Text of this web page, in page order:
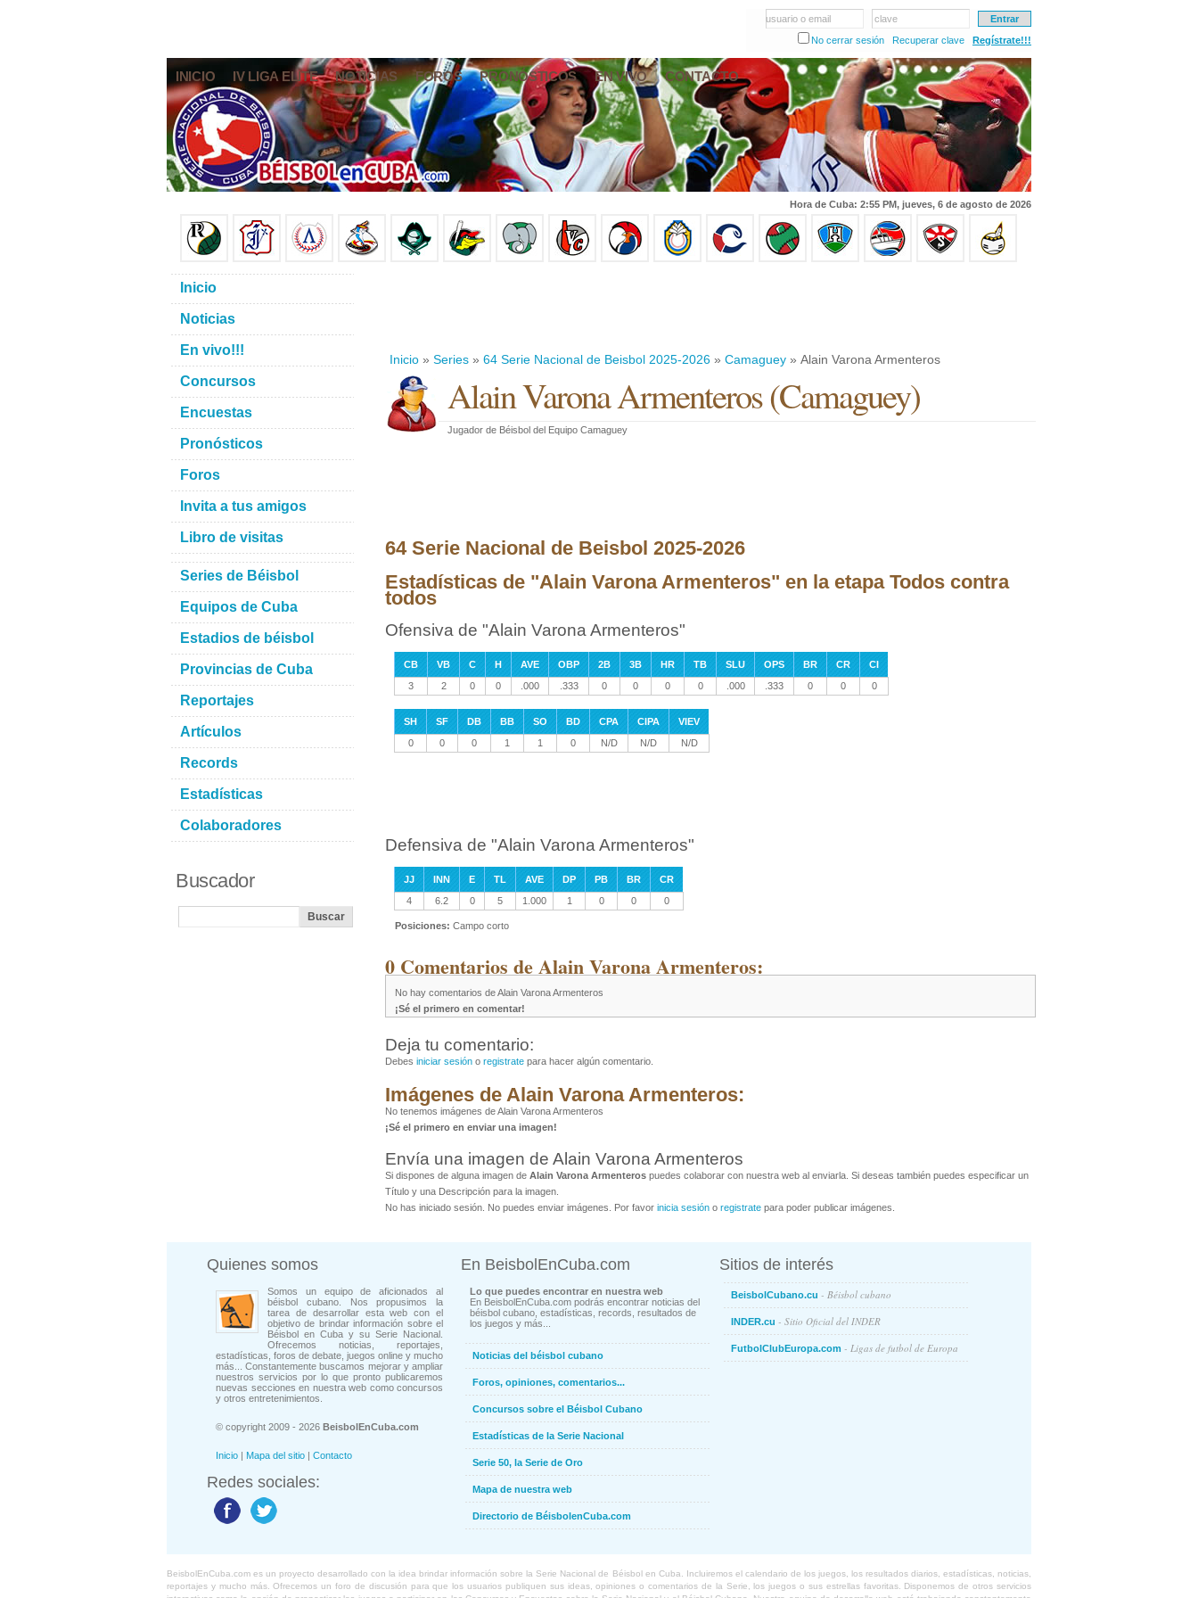
usuario o email
clave
No cerrar sesión
Recuperar clave Regístrate!!!
INICIO IV LIGA ELITE NOTICIAS FOROS PRONÓSTICOS EN VIVO CONTACTO
Hora de Cuba: 2:55 PM, jueves, 6 de agosto de 2026
Inicio » Series » 64 Serie Nacional de Beisbol 2025-2026 » Camaguey » Alain Varona Armenteros
Alain Varona Armenteros(Camaguey)
Jugador de Béisbol del Equipo Camaguey
64 Serie Nacional de Beisbol 2025-2026
Estadísticas de "Alain Varona Armenteros" en la etapa Todos contra
todos
Ofensiva de "Alain Varona Armenteros"
CB VB C H AVE OBP 2B 3B HR TB SLU OPS BR CR
CI
3
2 0 0 .000 .333 0 0 0 0 .000 .333 0 0 0
SH SF DB BB SO BD CPA CIPA
VIEV
0
0 0 1 1 0 N/D N/D N/D
Defensiva de "Alain Varona Armenteros"
JJ INN E TL AVE DP PB BR
CR
4
6.2 0 5 1.000 1 0 0 0
Posiciones: Campo corto
0 Comentarios de Alain Varona Armenteros:
No hay comentarios de Alain Varona Armenteros
¡Sé el primero en comentar!
Deja tu comentario:
Debes iniciar sesión o registrate para hacer algún comentario.
Imágenes de Alain Varona Armenteros:
No tenemos imágenes de Alain Varona Armenteros
¡Sé el primero en enviar una imagen!
Envía una imagen de Alain Varona Armenteros
Si dispones de alguna imagen de Alain Varona Armenteros puedes colaborar con nuestra web al enviarla. Si deseas también puedes especificar un
Título y una Descripción para la imagen.
No has iniciado sesión. No puedes enviar imágenes. Por favor inicia sesión o registrate para poder publicar imágenes.
Inicio
Noticias
En vivo!!!
Concursos
Encuestas
Pronósticos
Foros
Invita a tus amigos
Libro de visitas
Series de Béisbol
Equipos de Cuba
Estadios de béisbol
Provincias de Cuba
Reportajes
Artículos
Records
Estadísticas
Colaboradores
Buscador
Quienes somos
Somos un equipo de aficionados al
béisbol cubano. Nos propusimos la
tarea de desarrollar esta web con el
objetivo de brindar información sobre el
Béisbol en Cuba y su Serie Nacional.
Ofrecemos noticias, reportajes,
estadísticas, foros de debate, juegos online y mucho
más... Constantemente buscamos mejorar y ampliar
nuestros servicios por lo que pronto publicaremos
nuevas secciones en nuestra web como concursos
y otros entretenimientos.
© copyright 2009 - 2026 BeisbolEnCuba.com
Inicio | Mapa del sitio | Contacto
Redes sociales:
En BeisbolEnCuba.com
Lo que puedes encontrar en nuestra web
En BeisbolEnCuba.com podrás encontrar noticias del
béisbol cubano, estadísticas, records, resultados de
los juegos y más...
Noticias del béisbol cubano
Foros, opiniones, comentarios...
Concursos sobre el Béisbol Cubano
Estadísticas de la Serie Nacional
Serie 50, la Serie de Oro
Mapa de nuestra web
Directorio de BéisbolenCuba.com
Sitios de interés
BeisbolCubano.cu - Béisbol cubano
INDER.cu - Sitio Oficial del INDER
FutbolClubEuropa.com - Ligas de futbol de Europa
BeisbolEnCuba.com es un proyecto desarrollado con la idea brindar información sobre la Serie Nacional de Béisbol en Cuba. Incluiremos el calendario de los juegos, los resultados diarios, estadísticas, noticias,
reportajes y mucho más. Ofrecemos un foro de discusión para que los usuarios publiquen sus ideas, opiniones o comentarios de la Serie, los juegos o sus estrellas favoritas. Disponemos de otros servicios